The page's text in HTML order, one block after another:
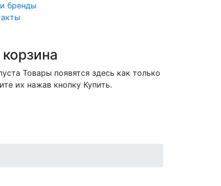
бренды
Товары появятся здесь как только
их нажав кнопку Купить.